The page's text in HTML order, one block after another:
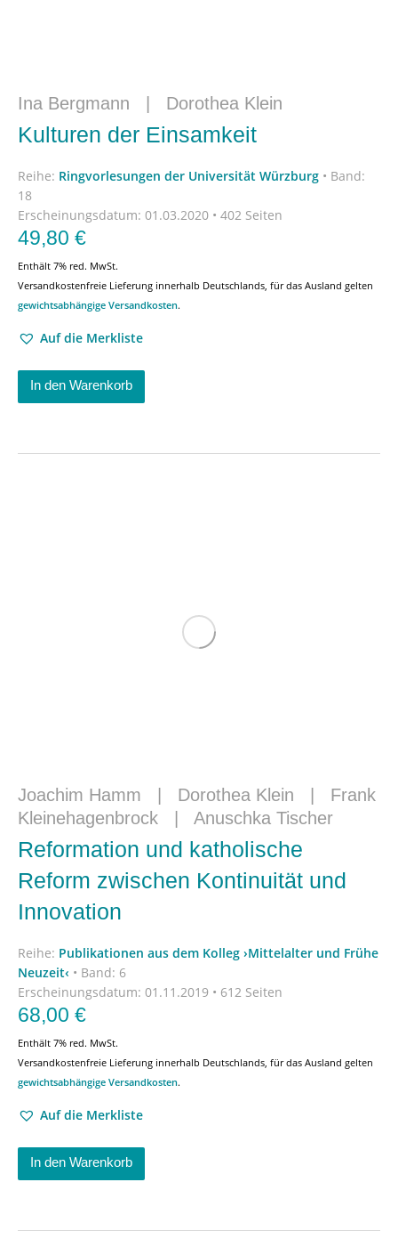
Ina Bergmann Dorothea Klein
Kulturen der Einsamkeit
Reihe: Ringvorlesungen der Universität Würzburg • Band:
18
Erscheinungsdatum: 01.03.2020 • 402 Seiten
49,80 €
Enthält 7% red. MwSt.
Versandkostenfreie Lieferung innerhalb Deutschlands, für das Ausland gelten
gewichtsabhängige Versandkosten.
Auf die Merkliste
In den Warenkorb
Joachim Hamm Dorothea Klein
Frank
Kleinehagenbrock
Anuschka Tischer
Reformation und katholische
Reform zwischen Kontinuität und
Innovation
Reihe: Publikationen aus dem Kolleg ›Mittelalter und Frühe
Neuzeit‹ • Band: 6
Erscheinungsdatum: 01.11.2019 • 612 Seiten
68,00 €
Enthält 7% red. MwSt.
Versandkostenfreie Lieferung innerhalb Deutschlands, für das Ausland gelten
gewichtsabhängige Versandkosten.
Auf die Merkliste
In den Warenkorb